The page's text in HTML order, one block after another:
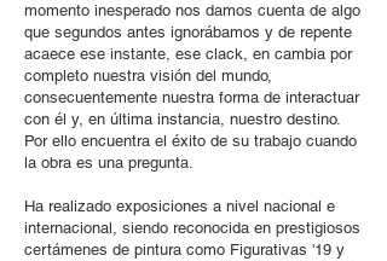
momento inesperado nos damos cuenta de algo
que segundos antes ignorábamos y de repente
acaece ese instante, ese clack, en cambia por
completo nuestra visión del mundo,
consecuentemente nuestra forma de interactuar
con él y, en última instancia, nuestro destino.
Por ello encuentra el éxito de su trabajo cuando
la obra es una pregunta.
Ha realizado exposiciones a nivel nacional e
internacional, siendo reconocida en prestigiosos
certámenes de pintura como Figurativas '19 y